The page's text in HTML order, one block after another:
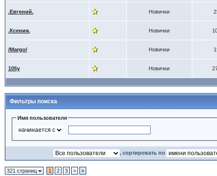
.Евгений. Новички
.Ксения. Новички
/Margo/ Новички
105y Новички
Фильтры поиска
Имя пользователя
, сортировать по
321 страниц 1 2 3 > »